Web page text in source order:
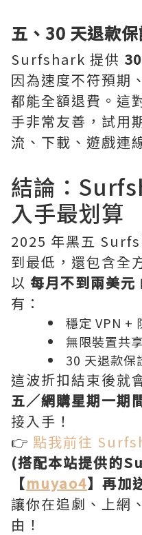
五、30 天退款
Surfshark 提供
因為速度不符預期
都能全額退費。這
手非常友善，試用
流、下載、遊戲連
結論：
入手最划算
2025 年黑五
到最低，還包含全
以 每月不到兩美元
有：
穩定 VPN +
無限裝置共享
30 天退款保
這波折扣結束後就
五／網購星期一期
接入手！
👉 點我前往
(搭配本站提供的
【muyao4】再加
讓你在追劇、上網
由！